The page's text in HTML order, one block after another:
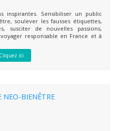
inspirantes. Sensibiliser un public
soulever les fausses étiquettes,
susciter de nouvelles passions,
responsable en France et à
Cliquez ici
NEO-BIENÊTRE